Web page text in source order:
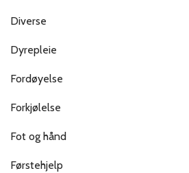
Diverse
Dyrepleie
Fordøyelse
Forkjølelse
Fot og hånd
Førstehjelp